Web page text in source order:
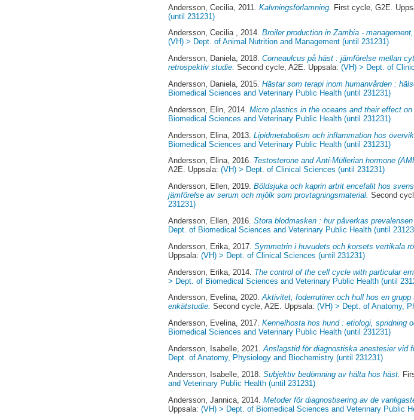
Andersson, Cecilia , 2011.Kalvningsförlamning. First cycle, G2E.
(until 231231)
Andersson, Cecilia , 2014.Broiler production in Zambia -
(VH) > Dept. of Animal Nutrition and Management (until 231231)
Andersson, Daniela, 2018.Corneaulcus på häst : jämförelse mellan
retrospektiv studie. Second cycle, A2E. Uppsala:(VH) > Dept. of
Andersson, Daniela, 2015.Hästar som terapi inom humanvården :
Biomedical Sciences and Veterinary Public Health (until 231231)
Andersson, Elin , 2014.Micro plastics in the oceans and their effect on
Biomedical Sciences and Veterinary Public Health (until 231231)
Andersson, Elina , 2013.Lipidmetabolism och inflammation hos
Biomedical Sciences and Veterinary Public Health (until 231231)
Andersson, Elina, 2016. Testosterone and Anti-Müllerian hormone
A2E. Uppsala:(VH) > Dept. of Clinical Sciences (until 231231)
Andersson, Ellen, 2019.Böldsjuka och kaprin artrit encefalit hos
jämförelse av serum och mjölk som provtagningsmaterial. Second
231231)
Andersson, Ellen, 2016.Stora blodmasken : hur påverkas
Dept. of Biomedical Sciences and Veterinary Public Health (until
Andersson, Erika , 2017.Symmetrin i huvudets och korsets vertikala
Uppsala:(VH) > Dept. of Clinical Sciences (until 231231)
Andersson, Erika , 2014. The control of the cell cycle with particular
> Dept. of Biomedical Sciences and Veterinary Public Health (until
Andersson, Evelina, 2020.Aktivitet, foderrutiner och hull hos en
enkätstudie. Second cycle, A2E. Uppsala:(VH) > Dept. of Anatomy,
Andersson, Evelina, 2017.Kennelhosta hos hund : etiologi, spridning
Biomedical Sciences and Veterinary Public Health (until 231231)
Andersson, Isabelle, 2021.Anslagstid för diagnostiska anestesier vid
Dept. of Anatomy, Physiology and Biochemistry (until 231231)
Andersson, Isabelle , 2018.Subjektiv bedömning av hälta hos häst.
and Veterinary Public Health (until 231231)
Andersson, Jannica , 2014.Metoder för diagnostisering av de
Uppsala:(VH) > Dept. of Biomedical Sciences and Veterinary Public